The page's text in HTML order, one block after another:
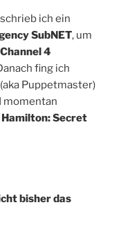
ich ein
SubNET, um
Channel 4
fing ich
Puppetmaster)
momentan
Hamilton: Secret
bisher das